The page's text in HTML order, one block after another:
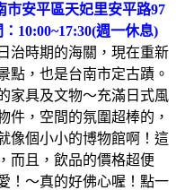
市安平區天妃里安平路97
10:00~17:30(週一休息)
治時期的海關，現在重新
點，也是台南市定古蹟。
家具及文物～充滿日式風
件，空間的氛圍超棒的，
像個小小的博物館啊！這
而且，飲品的價格超便
！～真的好佛心喔！點一